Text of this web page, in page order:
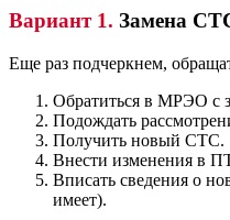
Вариант 1. Замена
Еще раз подчеркнем,
Обратиться в МРЭО с
Подождать
Получить новый СТС.
Внести изменения в
Вписать сведения о
имеет).